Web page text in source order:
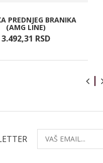
PREDNJEG BRANIKA
(AMG LINE)
3.492,31 RSD